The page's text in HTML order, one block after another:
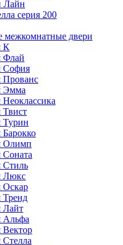
Лайн
серия 200
межкомнатные двери
К
Флай
София
Прованс
Эмма
Твист
Турин
Олимп
Соната
Стиль
Люкс
Оскар
Тренд
Лайт
Альфа
Вектор